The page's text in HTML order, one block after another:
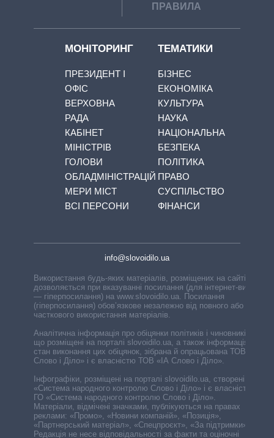
ПРАВИЛА
МОНІТОРИНГ
ПРЕЗИДЕНТ І
ОФІС
ВЕРХОВНА
РАДА
КАБІНЕТ
МІНІСТРІВ
ГОЛОВИ
ОБЛАДМІНІСТРАЦІЙ
МЕРИ МІСТ
ВСІ ПЕРСОНИ
ТЕМАТИКИ
БІЗНЕС
ЕКОНОМІКА
КУЛЬТУРА
НАУКА
НАЦІОНАЛЬНА
БЕЗПЕКА
ПОЛІТИКА
ПРАВО
СУСПІЛЬСТВО
ФІНАНСИ
info@slovoidilo.ua
Використання будь-яких матеріалів, розміщених на сайті,
дозволяється при вказуванні посилання (для інтернет-видань
— гіперпосилання) на www.slovoidilo.ua. Посилання
(гіперпосилання) обов’язкове незалежно від повного або
часткового використання матеріалів.
Аналітична інформація про обіцянки політиків і чиновників,
що розміщені на порталі slovoidilo.ua, а також інформація про
стан виконання цих обіцянок, зібрана й опрацьована ТОВ «ІА
Слово і Діло» і є власністю ТОВ «ІА Слово і Діло».
Інфографіки, розміщені на порталі slovoidilo.ua, створені ГО
«Система народного контролю Слово і Діло» і є власністю
ГО «Система народного контролю Слово і Діло».
Матеріали, відмічені значками, публікуються на правах
реклами: «Промо», «Новини компаній», «Позиція»,
«Партнерський матеріал», «Спецпроєкт», «За підтримки».
Редакція не несе відповідальності за факти та оціночні